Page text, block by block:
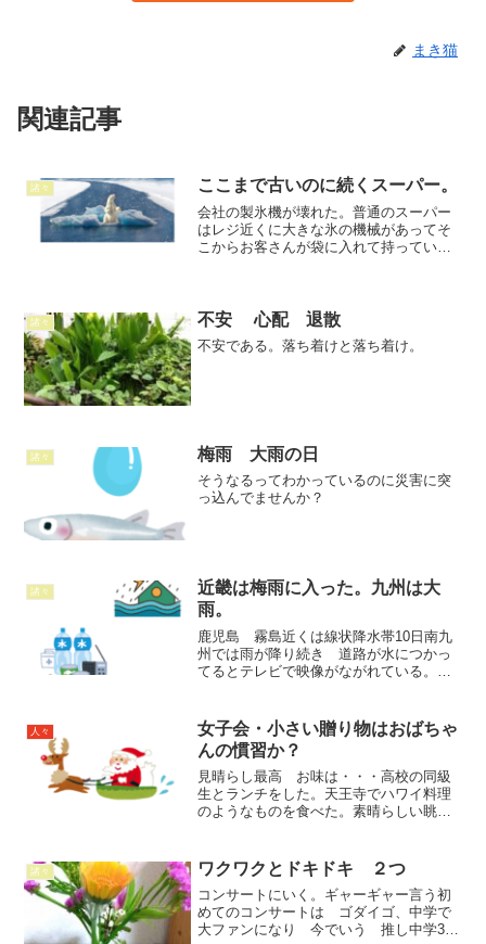
まき猫
関連記事
諸々 ここまで古いのに続くスーパー。
会社の製氷機が壊れた。普通のスーパー
はレジ近くに大きな氷の機械があってそ
こからお客さんが袋に入れて持ってい
ってきて置いていたが。まず...
諸々 不安 心配 退散
不安である。落ち着けと落ち着け。
諸々 梅雨 大雨の日
そうなるってわかっているのに災害に突
っ込んでませんか？
諸々
近畿は梅雨に入った。九州は大
雨。
鹿児島 霧島近くは線状降水帯10日南九
州では雨が降り続き 道路が水につかっ
てるとテレビで映像がながれている。以
が降り出し強くなり 調べたら現地には
雨宿りできそうなところ...
人々
女子会・小さい贈り物はおばちゃ
んの慣習か？
見晴らし最高 お味は・・・高校の同級
生とランチをした。天王寺でハワイ料理
のようなものを食べた。素晴らしい眺
イドシュリンプ フライドチキン私でも
この仕上がりならできるわ ...
諸々 ワクワクとドキドキ ２つ
コンサートにいく。ギャーギャー言う初
めてのコンサートは ゴダイゴ、中学で
大ファンになり 今でいう 推し中学3年